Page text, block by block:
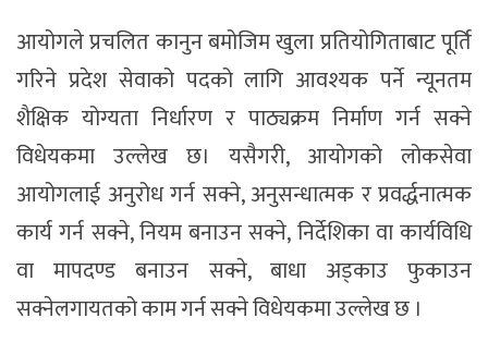
आयोगले प्रचलित कानुन बमोजिम खुला प्रतियोगिताबाट पूर्ति
गरिने प्रदेश सेवाको पदको लागि आवश्यक पर्ने न्यूनतम
शैक्षिक योग्यता निर्धारण र पाठ्यक्रम निर्माण गर्न सक्ने
विधेयकमा उल्लेख छ। यसैगरी, आयोगको लोकसेवा
आयोगलाई अनुरोध गर्न सक्ने, अनुसन्धात्मक र प्रवर्द्धनात्मक
कार्य गर्न सक्ने, नियम बनाउन सक्ने, निर्देशिका वा कार्यविधि
वा मापदण्ड बनाउन सक्ने, बाधा अड्काउ फुकाउन
सक्नेलगायतको काम गर्न सक्ने विधेयकमा उल्लेख छ ।